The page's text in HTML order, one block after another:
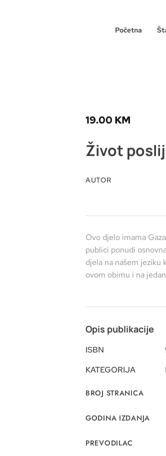
Početna
19.00 KM
Život
AUTOR
Ovo djelo imama
publici ponudi
djela na našem jeziku
ovom obimu i na
Opis publikacije
ISBN
KATEGORIJA
BROJ STRANICA
GODINA IZDANJA
PREVODILAC